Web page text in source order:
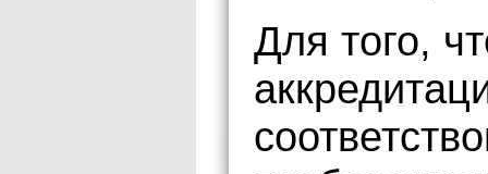
Для того,